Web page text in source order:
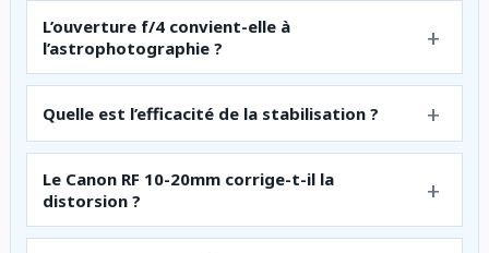
L’ouverture f/4 convient-elle à
l’astrophotographie ?
Quelle est l’efficacité de la stabilisation ?
Le Canon RF 10-20mm corrige-t-il la
distorsion ?